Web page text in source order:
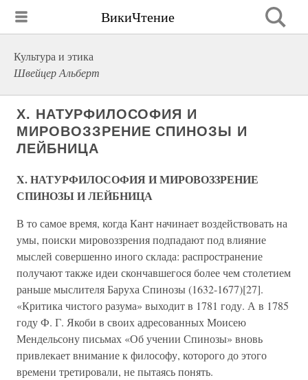
ВикиЧтение
Культура и этика
Швейцер Альберт
X. НАТУРФИЛОСОФИЯ И
МИРОВОЗЗРЕНИЕ СПИНОЗЫ И
ЛЕЙБНИЦА
X. НАТУРФИЛОСОФИЯ И МИРОВОЗЗРЕНИЕ
СПИНОЗЫ И ЛЕЙБНИЦА
В то самое время, когда Кант начинает воздействовать на
умы, поиски мировоззрения подпадают под влияние
мыслей совершенно иного склада: распространение
получают также идеи скончавшегося более чем столетием
раньше мыслителя Баруха Спинозы (1632-1677)[27].
«Критика чистого разума» выходит в 1781 году. А в 1785
году Ф. Г. Якоби в своих адресованных Моисею
Мендельсону письмах «Об учении Спинозы» вновь
привлекает внимание к философу, которого до этого
времени третировали, не пытаясь понять.